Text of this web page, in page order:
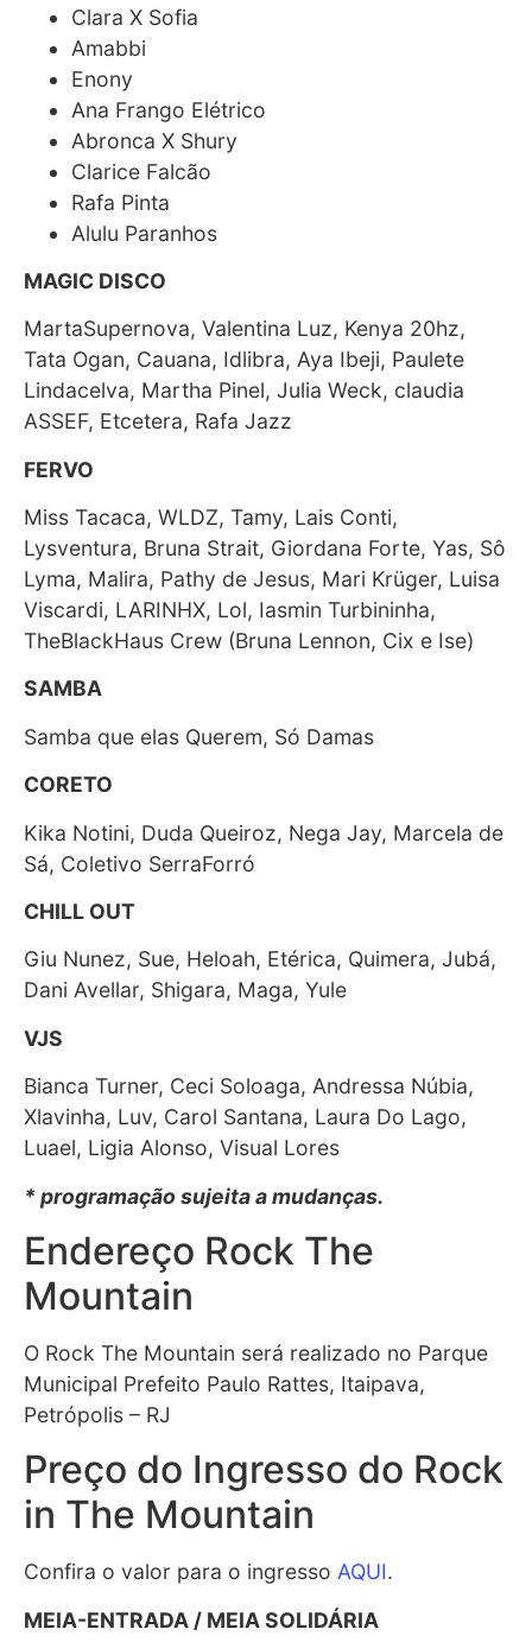
Clara X Sofia
Amabbi
Enony
Ana Frango Elétrico
Abronca X Shury
Clarice Falcão
Rafa Pinta
Alulu Paranhos
MAGIC DISCO
MartaSupernova, Valentina Luz, Kenya 20hz,
Tata Ogan, Cauana, Idlibra, Aya Ibeji, Paulete
Lindacelva, Martha Pinel, Julia Weck, claudia
ASSEF, Etcetera, Rafa Jazz
FERVO
Miss Tacaca, WLDZ, Tamy, Lais Conti,
Lysventura, Bruna Strait, Giordana Forte, Yas, Sô
Lyma, Malira, Pathy de Jesus, Mari Krüger, Luisa
Viscardi, LARINHX, Lol, Iasmin Turbininha,
TheBlackHaus Crew (Bruna Lennon, Cix e Ise)
SAMBA
Samba que elas Querem, Só Damas
CORETO
Kika Notini, Duda Queiroz, Nega Jay, Marcela de
Sá, Coletivo SerraForró
CHILL OUT
Giu Nunez, Sue, Heloah, Etérica, Quimera, Jubá,
Dani Avellar, Shigara, Maga, Yule
VJS
Bianca Turner, Ceci Soloaga, Andressa Núbia,
Xlavinha, Luv, Carol Santana, Laura Do Lago,
Luael, Ligia Alonso, Visual Lores
* programação sujeita a mudanças.
Endereço Rock The
Mountain
O Rock The Mountain será realizado no Parque
Municipal Prefeito Paulo Rattes, Itaipava,
Petrópolis – RJ
Preço do Ingresso do Rock
in The Mountain
Confira o valor para o ingresso AQUI.
MEIA-ENTRADA / MEIA SOLIDÁRIA